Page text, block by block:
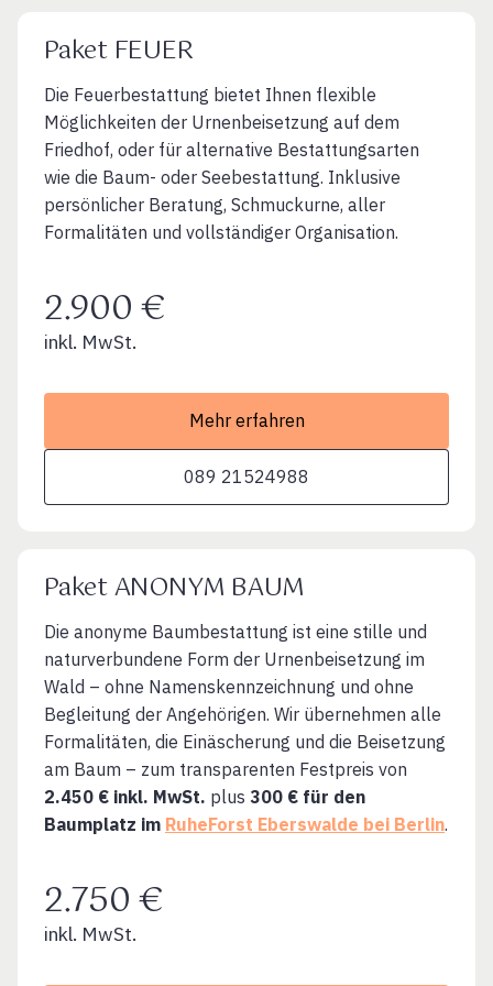
Paket FEUER
Die Feuerbestattung bietet Ihnen flexible
Möglichkeiten der Urnenbeisetzung auf dem
Friedhof, oder für alternative Bestattungsarten
wie die Baum- oder Seebestattung. Inklusive
persönlicher Beratung, Schmuckurne, aller
Formalitäten und vollständiger Organisation.
2.900 €
inkl. MwSt.
Mehr erfahren
089 21524988
Paket ANONYM BAUM
Die anonyme Baumbestattung ist eine stille und
naturverbundene Form der Urnenbeisetzung im
Wald – ohne Namenskennzeichnung und ohne
Begleitung der Angehörigen. Wir übernehmen alle
Formalitäten, die Einäscherung und die Beisetzung
am Baum – zum transparenten Festpreis von
2.450 € inkl. MwSt. plus 300 € für den
Baumplatz im RuheForst Eberswalde bei Berlin.
2.750 €
inkl. MwSt.